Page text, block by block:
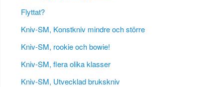
Flyttat?
Kniv-SM, Konstkniv mindre och större
Kniv-SM, rookie och bowie!
Kniv-SM, flera olika klasser
Kniv-SM, Utvecklad brukskniv